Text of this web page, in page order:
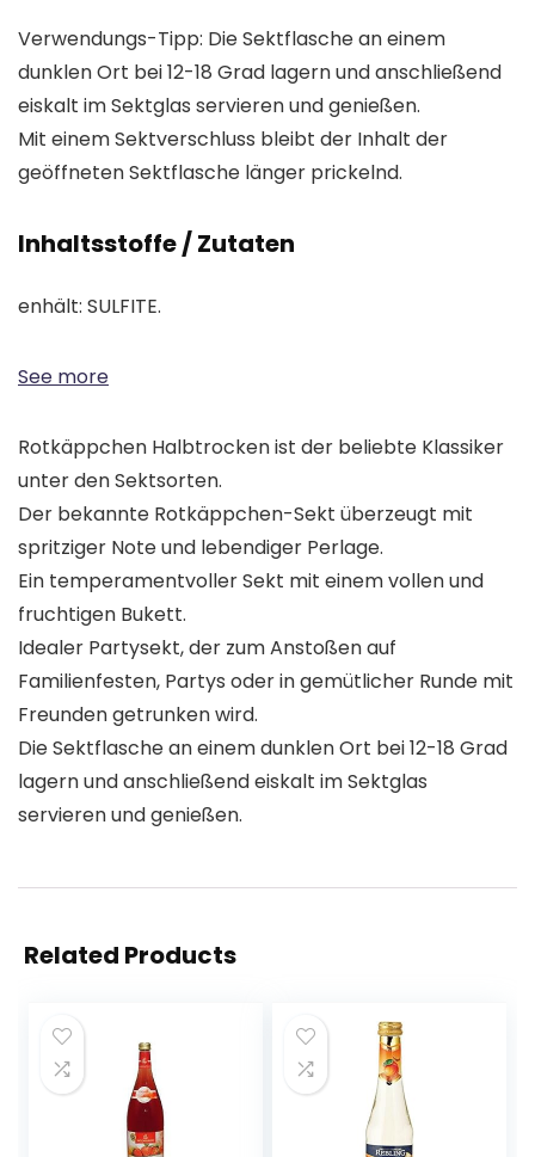
Verwendungs-Tipp: Die Sektflasche an einem
dunklen Ort bei 12-18 Grad lagern und anschließend
eiskalt im Sektglas servieren und genießen.
Mit einem Sektverschluss bleibt der Inhalt der
geöffneten Sektflasche länger prickelnd.
Inhaltsstoffe / Zutaten
enhält: SULFITE.
See more
Rotkäppchen Halbtrocken ist der beliebte Klassiker
unter den Sektsorten.
Der bekannte Rotkäppchen-Sekt überzeugt mit
spritziger Note und lebendiger Perlage.
Ein temperamentvoller Sekt mit einem vollen und
fruchtigen Bukett.
Idealer Partysekt, der zum Anstoßen auf
Familienfesten, Partys oder in gemütlicher Runde mit
Freunden getrunken wird.
Die Sektflasche an einem dunklen Ort bei 12-18 Grad
lagern und anschließend eiskalt im Sektglas
servieren und genießen.
Related Products